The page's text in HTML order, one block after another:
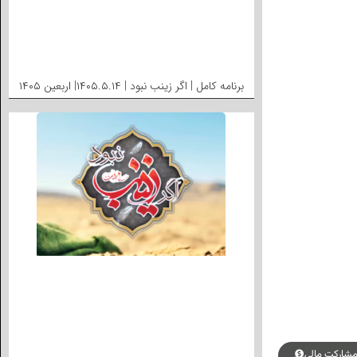
برنامه کامل | اگر زینب نبود | ۱۴۰۵.۵.۱۴| اربعین ۱۴۰۵